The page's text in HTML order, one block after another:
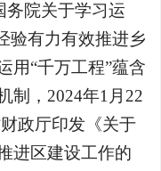
务院关于学习运
验有力有效推进乡
用“千万工程”蕴含
制，2024年1月22
政厅印发《关于
进区建设工作的